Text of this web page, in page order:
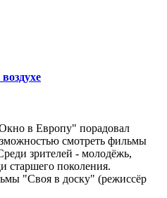
в Европу" порадовал
смотреть фильмы
зрителей - молодёжь,
старшего поколения.
"Своя в доску" (режиссёр